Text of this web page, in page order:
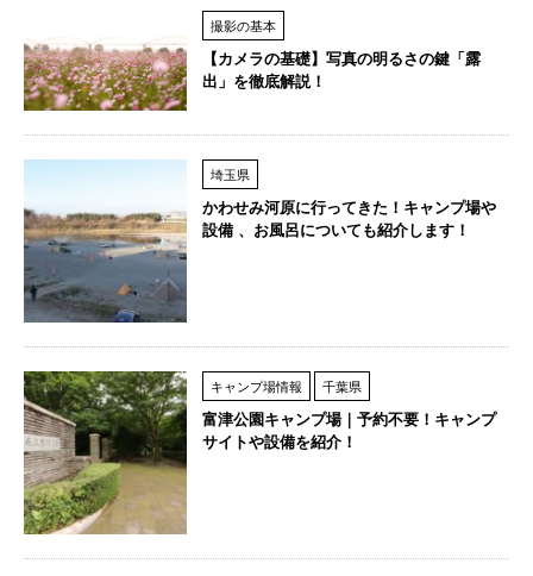
撮影の基本
【カメラの基礎】写真の明るさの鍵「露
出」を徹底解説！
埼玉県
かわせみ河原に行ってきた！キャンプ場や
設備 、お風呂についても紹介します！
キャンプ場情報 千葉県
富津公園キャンプ場｜予約不要！キャンプ
サイトや設備を紹介！